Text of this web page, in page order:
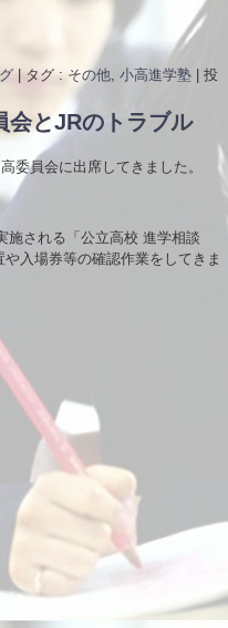
タグ : その他 小高進学塾
投
会とJRのトラブル
委員会に出席してきました。
施される「公立高校 進学相談
入場券等の確認作業をしてきま